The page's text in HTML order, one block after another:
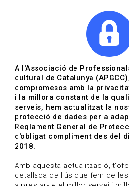
Actualitza't
Vols estar al dia?
HOME / BLOG
Estigues
A l'Associació de
cultural de Catalunya
compromesos amb la
i la millora constant de la
serveis, hem actualitzat la
protecció de dades per a
Reglament General de
d'obligat compliment des del
2018.
Amb aquesta actualització,
detallada de l'ús que fem de